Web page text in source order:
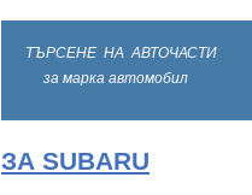
ТЪРСЕНЕ НА АВТОЧАСТИ
за марка автомобил
ЗА SUBARU